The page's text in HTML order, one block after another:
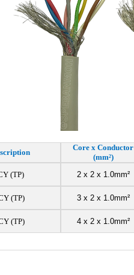
Core x Conductor
(mm²)
(TP) 2 x 2 x 1.0mm²
(TP) 3 x 2 x 1.0mm²
(TP) 4 x 2 x 1.0mm²